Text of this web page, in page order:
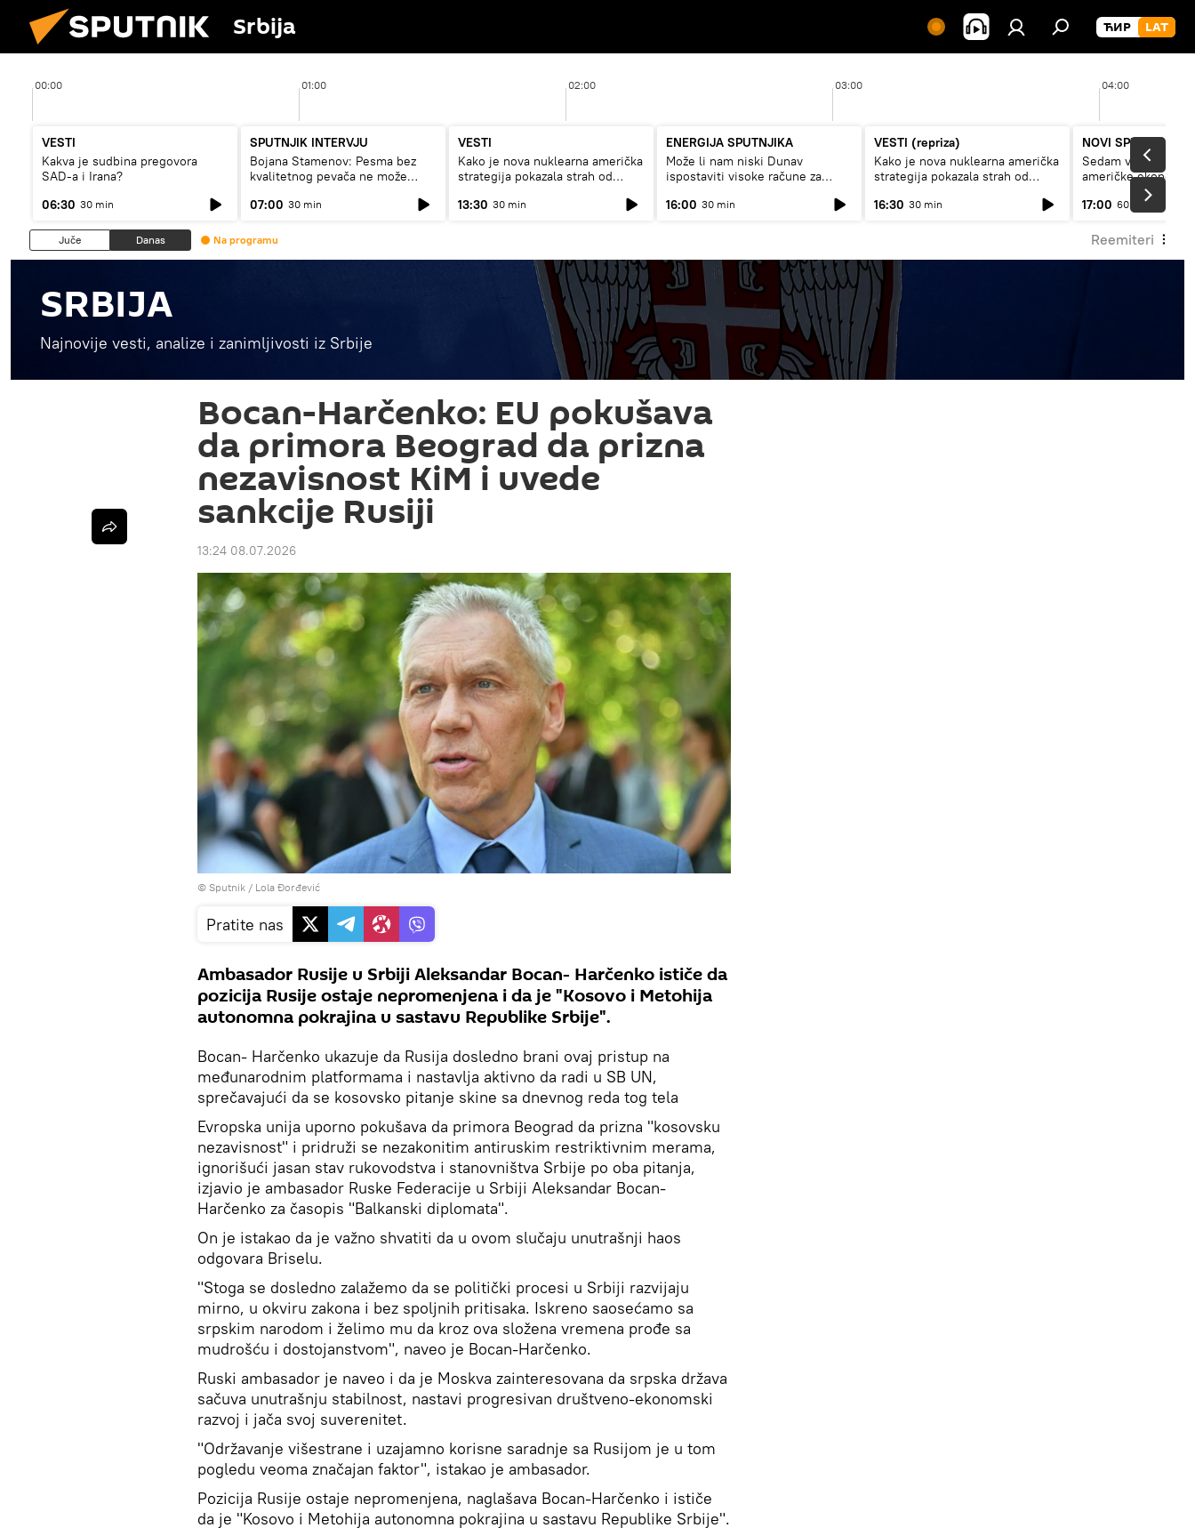
Srbija
00:00 01:00 02:00 03:00 04:00
VESTI
Kakva je sudbina pregovora
SAD-a i Irana?
06:30 30 min
SPUTNJIK INTERVJU
Bojana Stamenov: Pesma bez
kvalitetnog pevača ne može
07:00 30 min
VESTI
Kako je nova nuklearna američka
strategija pokazala strah od
13:30 30 min
ENERGIJA SPUTNJIKA
Može li nam niski Dunav
ispostaviti visoke račune za
16:00 30 min
VESTI (repriza)
Kako je nova nuklearna američka
strategija pokazala strah od
16:30 30 min
NOVI SPUTNJIK
Sedam
američke
17:00 60 min
Juče Danas Na programu Reemiteri
SRBIJA
Najnovije vesti, analize i zanimljivosti iz Srbije
Bocan-Harčenko: EU pokušava
da primora Beograd da prizna
nezavisnost KiM i uvede
sankcije Rusiji
13:24 08.07.2026
© Sputnik / Lola Đorđević
Pratite nas
Ambasador Rusije u Srbiji Aleksandar Bocan- Harčenko ističe da
pozicija Rusije ostaje nepromenjena i da je "Kosovo i Metohija
autonomna pokrajina u sastavu Republike Srbije".
Bocan- Harčenko ukazuje da Rusija dosledno brani ovaj pristup na
međunarodnim platformama i nastavlja aktivno da radi u SB UN,
sprečavajući da se kosovsko pitanje skine sa dnevnog reda tog tela
Evropska unija uporno pokušava da primora Beograd da prizna "kosovsku
nezavisnost" i pridruži se nezakonitim antiruskim restriktivnim merama,
ignorišući jasan stav rukovodstva i stanovništva Srbije po oba pitanja,
izjavio je ambasador Ruske Federacije u Srbiji Aleksandar Bocan-
Harčenko za časopis "Balkanski diplomata".
On je istakao da je važno shvatiti da u ovom slučaju unutrašnji haos
odgovara Briselu.
"Stoga se dosledno zalažemo da se politički procesi u Srbiji razvijaju
mirno, u okviru zakona i bez spoljnih pritisaka. Iskreno saosećamo sa
srpskim narodom i želimo mu da kroz ova složena vremena prođe sa
mudrošću i dostojanstvom", naveo je Bocan-Harčenko.
Ruski ambasador je naveo i da je Moskva zainteresovana da srpska država
sačuva unutrašnju stabilnost, nastavi progresivan društveno-ekonomski
razvoj i jača svoj suverenitet.
"Održavanje višestrane i uzajamno korisne saradnje sa Rusijom je u tom
pogledu veoma značajan faktor", istakao je ambasador.
Pozicija Rusije ostaje nepromenjena, naglašava Bocan-Harčenko i ističe
da je "Kosovo i Metohija autonomna pokrajina u sastavu Republike Srbije".